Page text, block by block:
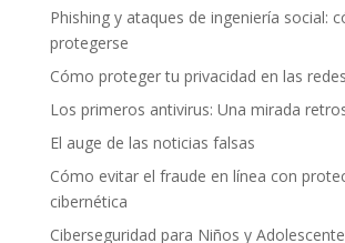
Phishing y ataques de ingeniería social:
protegerse
Cómo proteger tu privacidad en las
Los primeros antivirus: Una mirada
El auge de las noticias falsas
Cómo evitar el fraude en línea con
cibernética
Ciberseguridad para Niños y